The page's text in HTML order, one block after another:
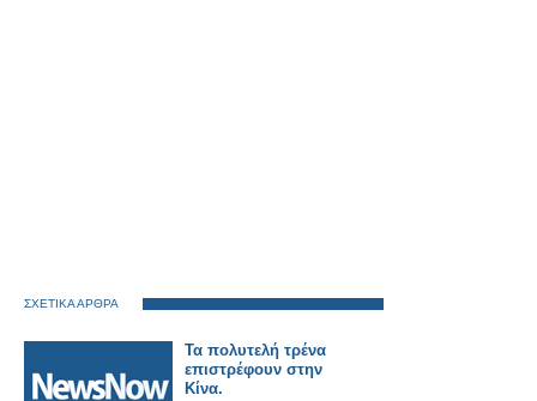
ΣΧΕΤΙΚΑ ΑΡΘΡΑ
Τα πολυτελή τρένα
επιστρέφουν στην
Κίνα.